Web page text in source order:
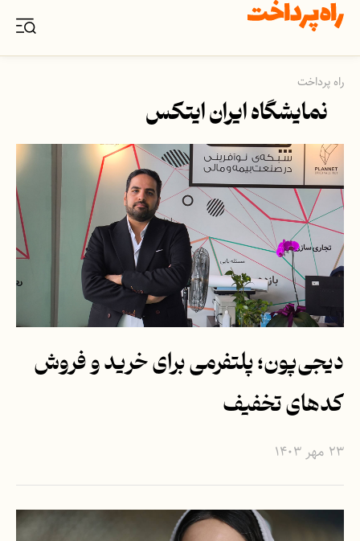
راه پرداخت
نمایشگاه ایران ایتکس
دیجی‌پون؛ پلتفرمی برای خرید و فروش
کدهای تخفیف
۲۳ مهر ۱۴۰۳